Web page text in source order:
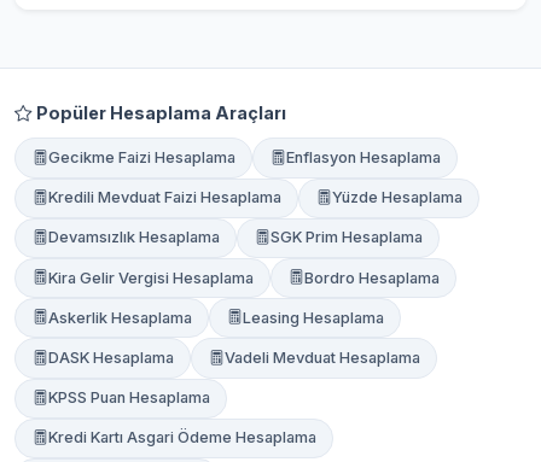
Popüler Hesaplama Araçları
Gecikme Faizi Hesaplama Enflasyon Hesaplama
Kredili Mevduat Faizi Hesaplama Yüzde Hesaplama
Devamsızlık Hesaplama SGK Prim Hesaplama
Kira Gelir Vergisi Hesaplama Bordro Hesaplama
Askerlik Hesaplama Leasing Hesaplama
DASK Hesaplama Vadeli Mevduat Hesaplama
KPSS Puan Hesaplama
Kredi Kartı Asgari Ödeme Hesaplama